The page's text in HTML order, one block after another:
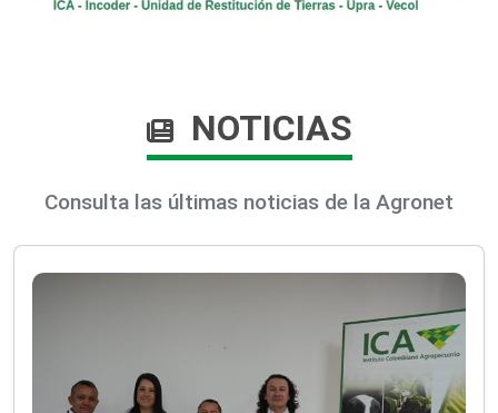
NOTICIAS
Consulta las últimas noticias de la Agronet